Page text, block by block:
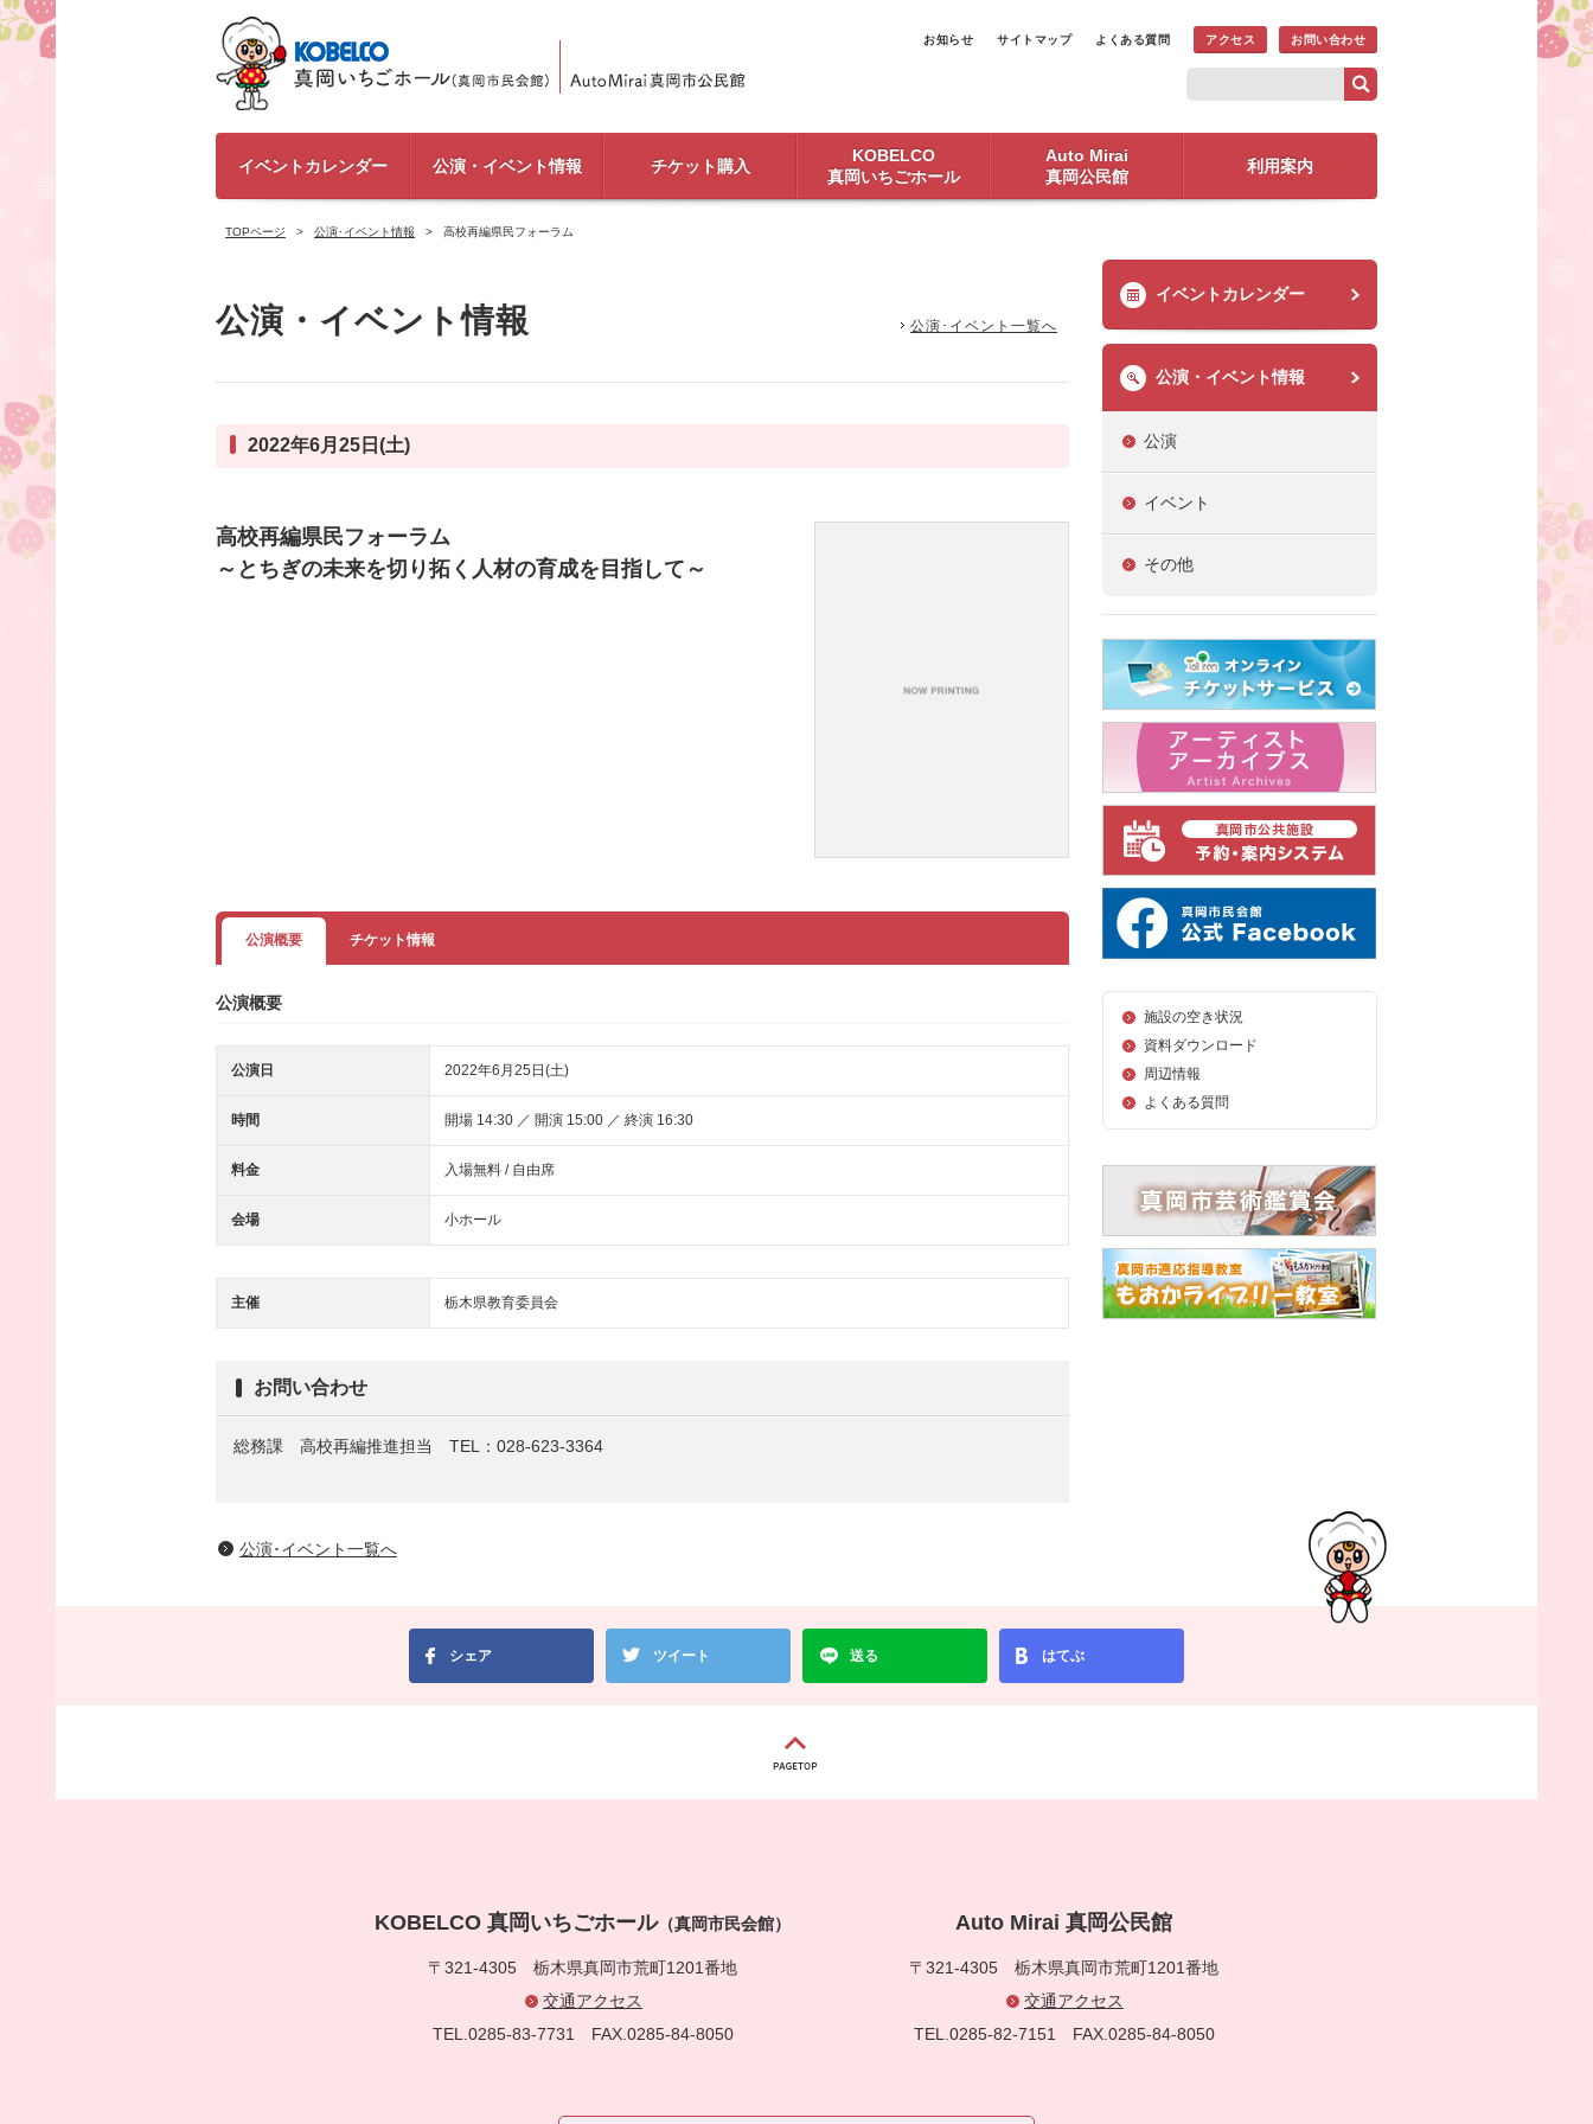
お知らせ サイトマップ よくある質問 アクセス お問い合わせ
イベントカレンダー 公演・イベント情報 チケット購入
KOBELCO
真岡いちごホール
Auto Mirai
真岡公民館
利用案内
TOPページ 公演･イベント情報 高校再編県民フォーラム
公演・イベント情報 公演･イベント一覧へ
2022年6月25日(土)
高校再編県民フォーラム
～とちぎの未来を切り拓く人材の育成を目指して～
公演概要 チケット情報
公演概要
公演日 2022年6月25日(土)
時間 開場 14:30 ／ 開演 15:00 ／ 終演 16:30
料金 入場無料 / 自由席
会場 小ホール
主催 栃木県教育委員会
お問い合わせ
総務課 高校再編推進担当 TEL：028-623-3364
公演･イベント一覧へ
イベントカレンダー
公演・イベント情報
公演
イベント
その他
施設の空き状況
資料ダウンロード
周辺情報
よくある質問
シェア ツイート 送る はてぶ
KOBELCO 真岡いちごホール（真岡市民会館）
〒321-4305 栃木県真岡市荒町1201番地
交通アクセス
TEL.0285-83-7731 FAX.0285-84-8050
Auto Mirai 真岡公民館
〒321-4305 栃木県真岡市荒町1201番地
交通アクセス
TEL.0285-82-7151 FAX.0285-84-8050